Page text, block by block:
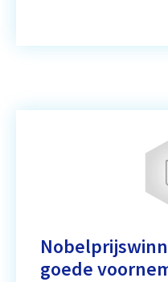
goede